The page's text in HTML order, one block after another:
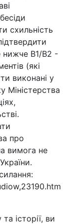
схильність
нижче B1/В2 -
(які
виконані у
Міністерства
про
вимога не
історії, ви